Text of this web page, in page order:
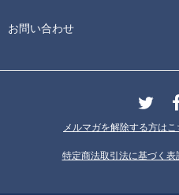
お問い合わせ
メルマガを解除する方はこ
特定商法取引法に基づく表